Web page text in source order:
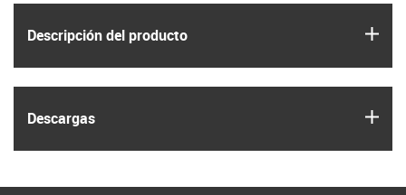
Descripción del producto
Descargas